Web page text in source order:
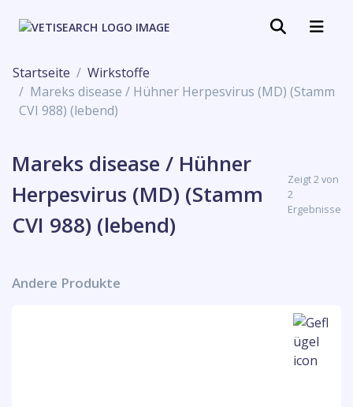
Startseite
Wirkstoffe
Mareks disease / Hühner Herpesvirus (MD) (Stamm
CVI 988) (lebend)
Mareks disease / Hühner
Herpesvirus (MD) (Stamm
CVI 988) (lebend)
Zeigt 2 von
2
Ergebnisse
Andere Produkte